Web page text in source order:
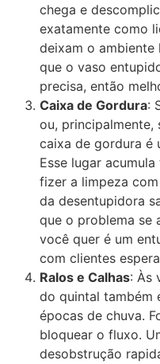
chega e
exatamente como
deixam o ambiente
que o vaso
precisa, então
Caixa de Gordura:
ou, principalmente,
caixa de gordura é
Esse lugar
fizer a limpeza
da desentupidora
que o problema se
você quer é um
com clientes
Ralos e Calhas: Às
do quintal também
épocas de chuva.
bloquear o fluxo.
desobstrução